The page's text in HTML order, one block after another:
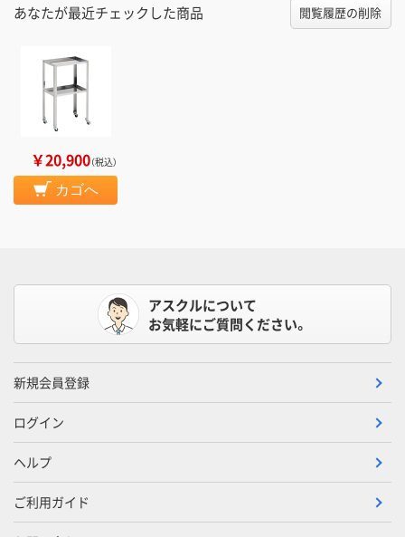
あなたが最近チェックした商品 閲覧履歴の削除
￥20,900（税込）
カゴへ
アスクルについて
お気軽にご質問ください。
新規会員登録
ログイン
ヘルプ
ご利用ガイド